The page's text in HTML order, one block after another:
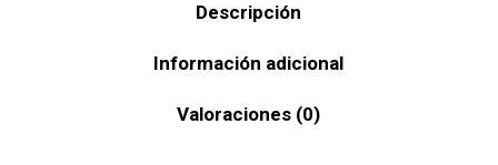
Descripción
Información adicional
Valoraciones (0)